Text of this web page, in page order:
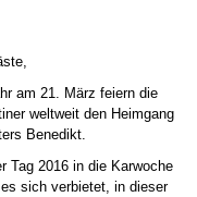
am 21. März feiern die
weltweit den Heimgang
Benedikt.
Tag 2016 in die Karwoche
sich verbietet, in dieser